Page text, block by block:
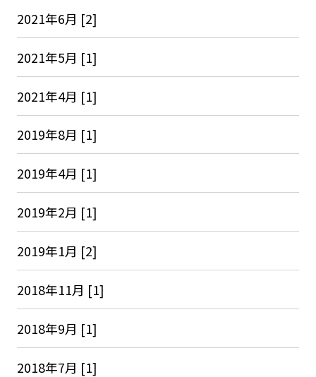
2021年6月 [2]
2021年5月 [1]
2021年4月 [1]
2019年8月 [1]
2019年4月 [1]
2019年2月 [1]
2019年1月 [2]
2018年11月 [1]
2018年9月 [1]
2018年7月 [1]